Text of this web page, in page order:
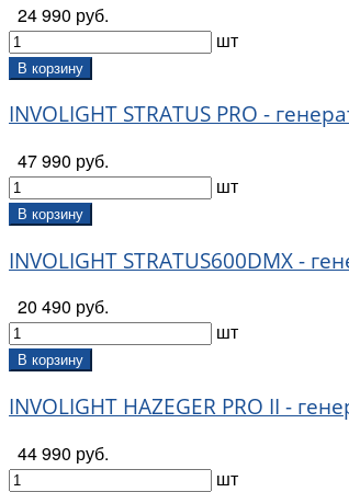
24 990 руб.
шт
В корзину
INVOLIGHT STRATUS PRO -
47 990 руб.
шт
В корзину
INVOLIGHT STRATUS600DMX -
20 490 руб.
шт
В корзину
INVOLIGHT HAZEGER PRO II -
44 990 руб.
шт